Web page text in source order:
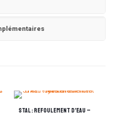
STAL : REFOULEMENT D’EAU –